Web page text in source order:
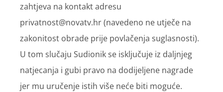
zahtjeva na kontakt adresu
privatnost@novatv.hr (navedeno ne utječe na
zakonitost obrade prije povlačenja suglasnosti).
U tom slučaju Sudionik se isključuje iz daljnjeg
natjecanja i gubi pravo na dodijeljene nagrade
jer mu uručenje istih više neće biti moguće.